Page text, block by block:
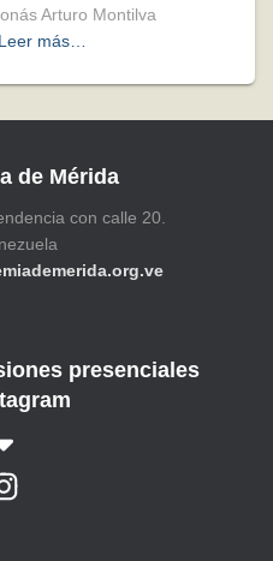
Arturo Montilva
Leer más…
de Mérida
con calle 20.
presenciales